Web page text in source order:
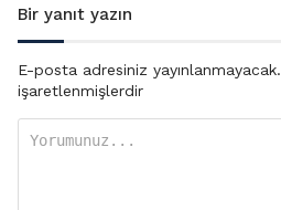
Bir yanıt yazın
E-posta adresiniz yayınlanmayacak.
işaretlenmişlerdir